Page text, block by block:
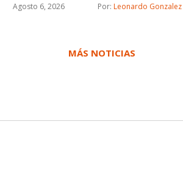
Agosto 6, 2026 Por: Leonardo Gonzalez
MÁS NOTICIAS